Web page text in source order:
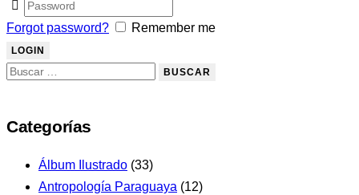
Forgot password? Remember me
Categorías
Álbum Ilustrado (33)
Antropología Paraguaya (12)